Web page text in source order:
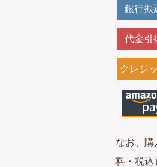
銀行振
代金引
クレジ
なお、購
料・税込